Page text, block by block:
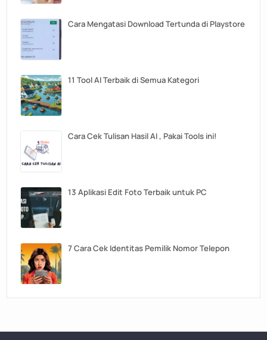
Cara Mengatasi Download Tertunda di Playstore
11 Tool AI Terbaik di Semua Kategori
Cara Cek Tulisan Hasil AI , Pakai Tools ini!
13 Aplikasi Edit Foto Terbaik untuk PC
7 Cara Cek Identitas Pemilik Nomor Telepon